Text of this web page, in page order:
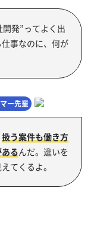
発”ってよく出
事なのに、何が
ー先輩
扱う案件も働き方
るんだ。違いを
てくるよ。